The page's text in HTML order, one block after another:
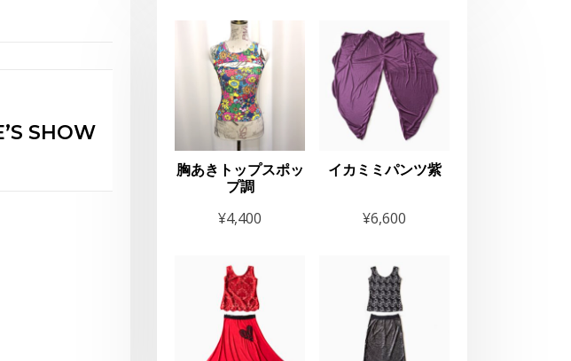
Japanese
Burlesque”OIRAN”Exper
胸あきトップスポッ
プ調
¥4,400
イカミミパンツ紫
¥6,600